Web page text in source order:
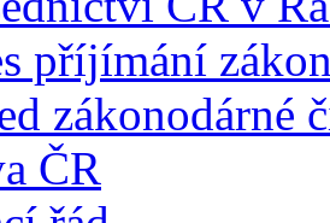
příjímání
zákonodárné
ČR